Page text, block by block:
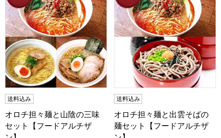
送料込み
オロチ担々麺と山陰の三味
セット【フードアルチザ
送料込み
オロチ担々麺と出雲そばの
麺セット【フードアルチザ